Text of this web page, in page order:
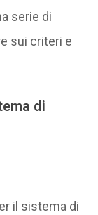
serie di
sui criteri e
di
il sistema di